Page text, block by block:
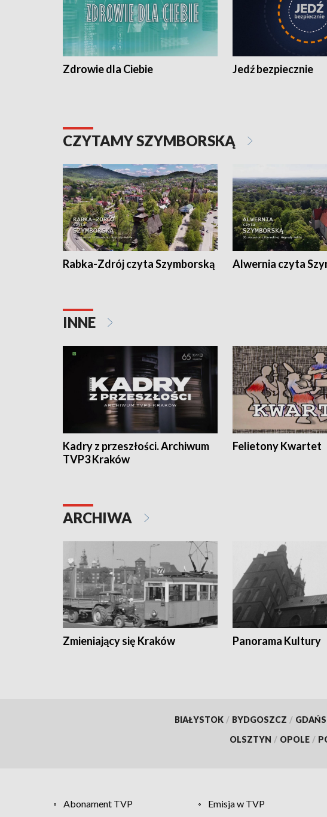
Zdrowie dla Ciebie Jedź bezpiecznie
CZYTAMY SZYMBORSKĄ
Rabka-Zdrój czyta Szymborską Alwernia czyta
INNE
Kadry z przeszłości. Archiwum
TVP3 Kraków
Felietony Kwartet
ARCHIWA
Zmieniający się Kraków Panorama Kultury
BIAŁYSTOK / BYDGOSZCZ /
OLSZTYN / OPOLE /
Abonament TVP Emisja w TVP